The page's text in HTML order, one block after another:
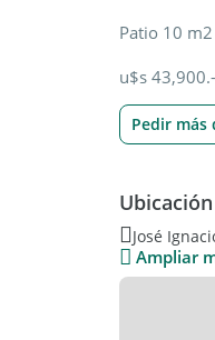
Patio 10 m2
u$s 43,900.-
Pedir más
Ubicación
José
Ampliar